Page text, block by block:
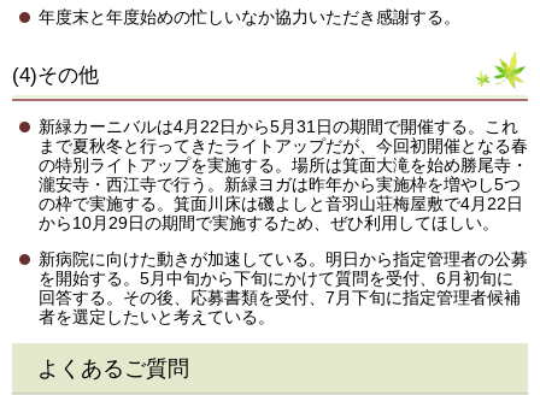
年度末と年度始めの忙しいなか協力いただき感謝する。
(4)その他
新緑カーニバルは4月22日から5月31日の期間で開催する。これ
まで夏秋冬と行ってきたライトアップだが、今回初開催となる春
の特別ライトアップを実施する。場所は箕面大滝を始め勝尾寺・
瀧安寺・西江寺で行う。新緑ヨガは昨年から実施枠を増やし5つ
の枠で実施する。箕面川床は磯よしと音羽山荘梅屋敷で4月22日
から10月29日の期間で実施するため、ぜひ利用してほしい。
新病院に向けた動きが加速している。明日から指定管理者の公募
を開始する。5月中旬から下旬にかけて質問を受付、6月初旬に
回答する。その後、応募書類を受付、7月下旬に指定管理者候補
者を選定したいと考えている。
よくあるご質問